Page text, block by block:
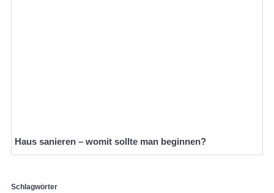
Haus sanieren – womit sollte man beginnen?
Schlagwörter